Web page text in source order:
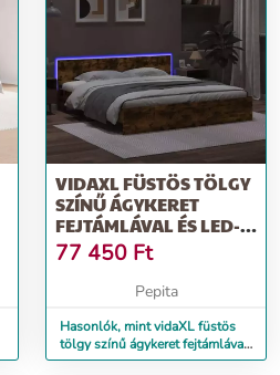
VIDAXL FÜSTÖS TÖLGY
SZÍNŰ ÁGYKERET
FEJTÁMLÁVAL ÉS LED-
DEL 180 X 200 CM
77 450 Ft
Pepita
Hasonlók, mint vidaXL füstös
tölgy színű ágykeret fejtámlával
és LED-del 180 x 200 cm